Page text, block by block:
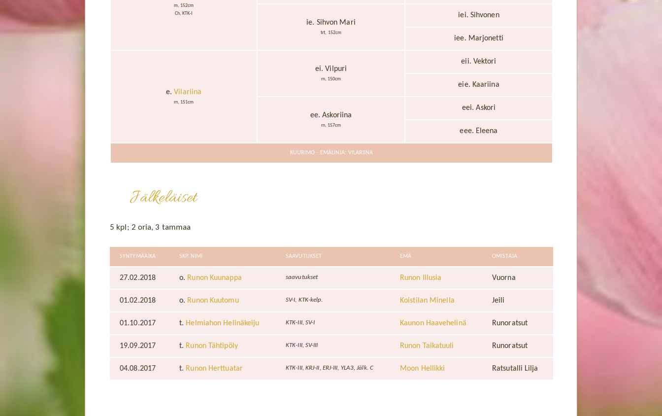
m, 152cm
Ch, KTK-I
ie. Sihvon Mari
trt, 152cm
iei. Sihvonen
iee. Marjonetti
e.Vilariina
rn, 151cm
ei. Vilpuri
rn, 150cm
eii. Vektori
eie. Kaariina
ee. Askoriina
rn, 157cm
eei. Askori
eee. Eleena
KUURIMO - EMÄLINJA: VILARIINA
Jälkeläiset
5 kpl; 2 oria, 3 tammaa
SYNTYMÄAIKA SKP. NIMI SAAVUTUKSET EMÄ OMISTAJA
27.02.2018 o. Runon Kuunappa saavutukset Runon Illusia Vuorna
01.02.2018 o. Runon Kuutomu SV-I, KTK-kelp. Koistilan Minella Jeili
01.10.2017 t. Helmiahon Helinäkeiju KTK-III, SV-I Kaunon Haavehelinä Runoratsut
19.09.2017 t. Runon Tähtipöly KTK-III, SV-III Runon Taikatuuli Runoratsut
04.08.2017 t. Runon Herttuatar KTK-III, KRJ-II, ERJ-III, YLA3, Jälk. C Moon Hellikki Ratsutalli Lilja